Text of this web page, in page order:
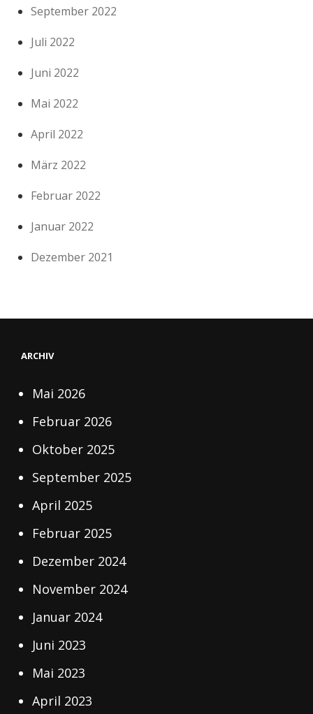
September 2022
Juli 2022
Juni 2022
Mai 2022
April 2022
März 2022
Februar 2022
Januar 2022
Dezember 2021
ARCHIV
Mai 2026
Februar 2026
Oktober 2025
September 2025
April 2025
Februar 2025
Dezember 2024
November 2024
Januar 2024
Juni 2023
Mai 2023
April 2023